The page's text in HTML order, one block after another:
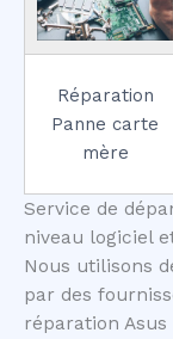
Réparation
Panne carte
mère
Service de
niveau logiciel
Nous utilisons
par des
réparation